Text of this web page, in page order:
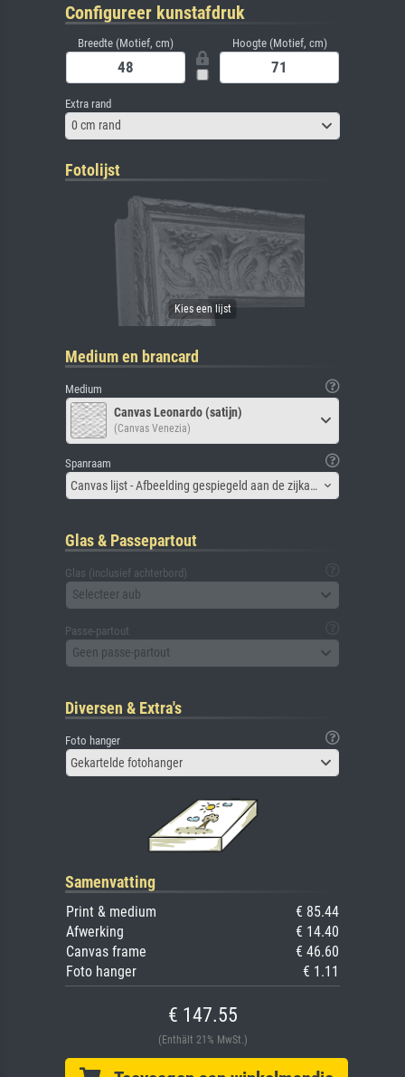
Configureer kunstafdruk
Breedte (Motief, cm) Hoogte (Motief, cm)
Extra rand
0 cm rand
Fotolijst
Medium en brancard
Medium
Canvas Leonardo (satijn)
(Canvas Venezia)
Spanraam
Canvas lijst - Afbeelding gespiegeld aan de zijkant
Glas & Passepartout
Glas (inclusief achterbord)
Selecteer aub
Passe-partout
Geen passe-partout
Diversen & Extra's
Foto hanger
Gekartelde fotohanger
Samenvatting
Print & medium
€ 85.44
Afwerking
€ 14.40
Canvas frame
€ 46.60
Foto hanger
€ 1.11
€ 147.55
(Enthält 21% MwSt.)